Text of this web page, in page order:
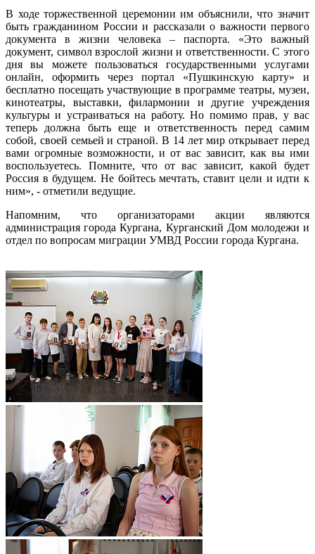
В ходе торжественной церемонии им объяснили, что значит
быть гражданином России и рассказали о важности первого
документа в жизни человека – паспорта. «Это важный
документ, символ взрослой жизни и ответственности. С этого
дня вы можете пользоваться государственными услугами
онлайн, оформить через портал «Пушкинскую карту» и
бесплатно посещать участвующие в программе театры, музеи,
кинотеатры, выставки, филармонии и другие учреждения
культуры и устраиваться на работу. Но помимо прав, у вас
теперь должна быть еще и ответственность перед самим
собой, своей семьей и страной. В 14 лет мир открывает перед
вами огромные возможности, и от вас зависит, как вы ими
воспользуетесь. Помните, что от вас зависит, какой будет
Россия в будущем. Не бойтесь мечтать, ставит цели и идти к
ним», - отметили ведущие.
Напомним, что организаторами акции являются
администрация города Кургана, Курганский Дом молодежи и
отдел по вопросам миграции УМВД России города Кургана.